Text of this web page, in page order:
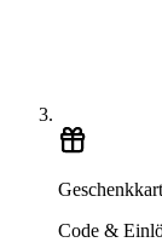
Code &